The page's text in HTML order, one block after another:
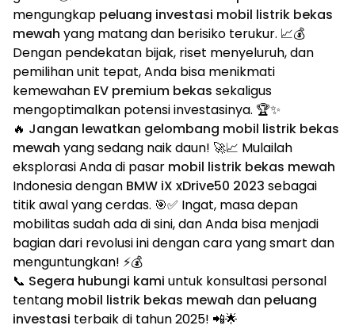
mengungkap peluang investasi mobil listrik bekas
mewah yang matang dan berisiko terukur. 📈💰
Dengan pendekatan bijak, riset menyeluruh, dan
pemilihan unit tepat, Anda bisa menikmati
kemewahan EV premium bekas sekaligus
mengoptimalkan potensi investasinya. 🏆✨
🔥 Jangan lewatkan gelombang mobil listrik bekas
mewah yang sedang naik daun! 🚀📈 Mulailah
eksplorasi Anda di pasar mobil listrik bekas mewah
Indonesia dengan BMW iX xDrive50 2023 sebagai
titik awal yang cerdas. 🎯✅ Ingat, masa depan
mobilitas sudah ada di sini, dan Anda bisa menjadi
bagian dari revolusi ini dengan cara yang smart dan
menguntungkan! ⚡💰
📞 Segera hubungi kami untuk konsultasi personal
tentang mobil listrik bekas mewah dan peluang
investasi terbaik di tahun 2025! 📲🌟